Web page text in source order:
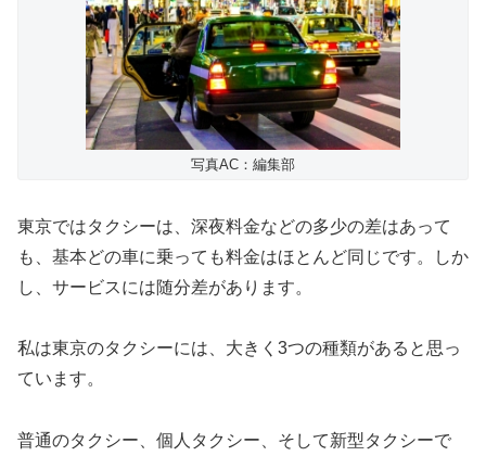
写真AC：編集部
東京ではタクシーは、深夜料金などの多少の差はあって
も、基本どの車に乗っても料金はほとんど同じです。しか
し、サービスには随分差があります。
私は東京のタクシーには、大きく3つの種類があると思っ
ています。
普通のタクシー、個人タクシー、そして新型タクシーで